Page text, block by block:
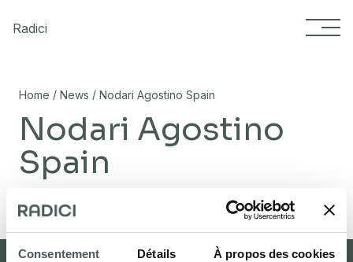
Consentement Détails À propos des cookies
Radici
Home / News / Nodari Agostino Spain
Nodari Agostino
Spain